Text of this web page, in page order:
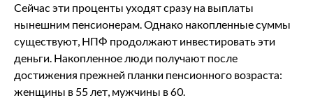
Сейчас эти проценты уходят сразу на выплаты
нынешним пенсионерам. Однако накопленные суммы
существуют, НПФ продолжают инвестировать эти
деньги. Накопленное люди получают после
достижения прежней планки пенсионного возраста:
женщины в 55 лет, мужчины в 60.